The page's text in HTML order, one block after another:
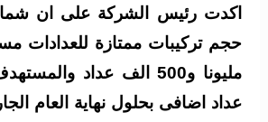
اكدت رئيس الشركة على ان
حجم تركيبات ممتازة للعدادات
مليونا و500 الف عداد